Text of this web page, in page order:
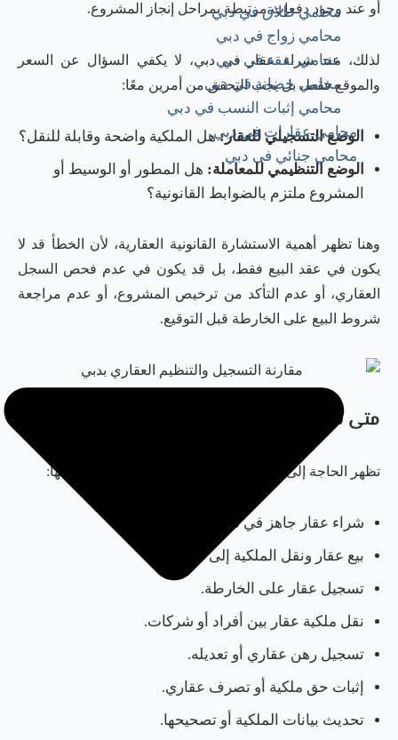
محامي طلاق في دبي
محامي زواج في دبي
محامي نفقة في دبي
محامي حضانة في دبي
محامي إثبات النسب في دبي
محامي عقارات في دبي
محامي جنائي في دبي
أو عند وجود دفعات مرتبطة بمراحل إنجاز المشروع.
لذلك، عند شراء عقار في دبي، لا يكفي السؤال عن السعر
والموقع فقط، بل يجب التحقق من أمرين معًا:
الوضع التسجيلي للعقار:هل الملكية واضحة وقابلة للنقل؟
الوضع التنظيمي للمعاملة: هل المطور أو الوسيط أو
المشروع ملتزم بالضوابط القانونية؟
وهنا تظهر أهمية الاستشارة القانونية العقارية، لأن الخطأ قد لا
يكون في عقد البيع فقط، بل قد يكون في عدم فحص السجل
العقاري، أو عدم التأكد من ترخيص المشروع، أو عدم مراجعة
شروط البيع على الخارطة قبل التوقيع.
متى تحتاج إلى تسجيل العقار في دبي؟
تظهر الحاجة إلى التسجيل العقاري في حالات متعددة، منها:
شراء عقار جاهز في دبي.
بيع عقار ونقل الملكية إلى المشتري.
تسجيل عقار على الخارطة.
نقل ملكية عقار بين أفراد أو شركات.
تسجيل رهن عقاري أو تعديله.
إثبات حق ملكية أو تصرف عقاري.
تحديث بيانات الملكية أو تصحيحها.